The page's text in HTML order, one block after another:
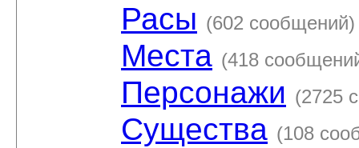
Расы (602 сообщений)
Места (418
Персонажи (2725
Существа (108